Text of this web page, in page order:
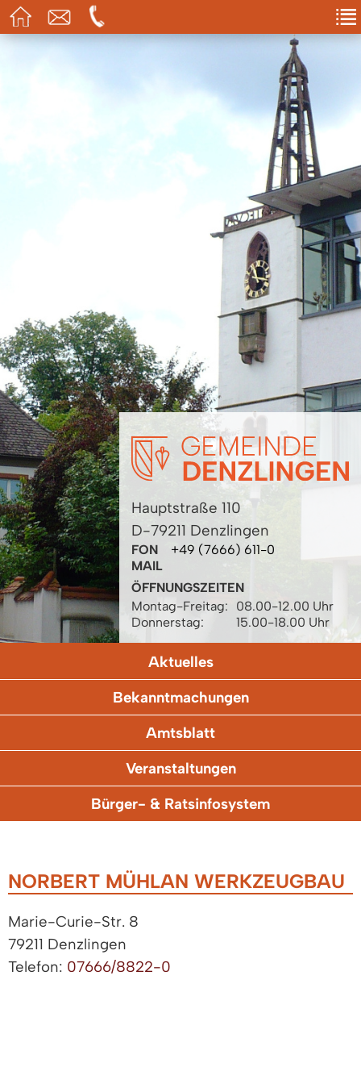
Hauptstraße 110
D-79211 Denzlingen
FON
+49 (7666) 611-0
MAIL
ÖFFNUNGSZEITEN
Montag-Freitag:
08.00-12.00 Uhr
Donnerstag:
15.00-18.00 Uhr
Aktuelles
Bekanntmachungen
Amtsblatt
Veranstaltungen
Bürger- & Ratsinfosystem
NORBERT MÜHLAN WERKZEUGBAU
Marie-Curie-Str. 8
79211 Denzlingen
Telefon: 07666/8822-0